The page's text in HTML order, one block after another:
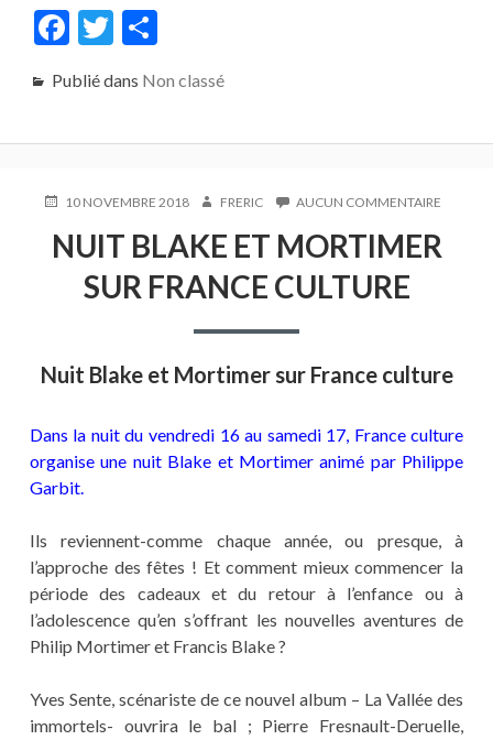
F
e
b
o
k
T
itt
er
P
ta
g
Publié dans Non classé
PUBLIÉ10 NOVEMBRE 2018 AUTEUR
FRERIC AUCUN COMMENTAIRE
ET
NUIT BLAKE ET MORTIMER
SUR FRANCE CULTURE
Nuit Blake et Mortimer sur France culture
Dans la nuit du vendredi 16 au samedi 17, France culture
organise une nuit Blake et Mortimer animé par Philippe
Garbit.
Ils reviennent-comme chaque année, ou presque, à
l’approche des fêtes ! Et comment mieux commencer la
période des cadeaux et du retour à l’enfance ou à
l’adolescence qu’en s’offrant les nouvelles aventures de
Philip Mortimer et Francis Blake ?
Yves Sente, scénariste de ce nouvel album – La Vallée des
immortels- ouvrira le bal ; Pierre Fresnault-Deruelle,